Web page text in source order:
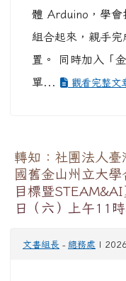
體 Arduino，學會
組合起來，親手
置。 同時加入「
單...
觀看完整文
轉知：社團法人
國舊金山州立大
目標暨
日（六）上午11
文書組長 - 總務處 |